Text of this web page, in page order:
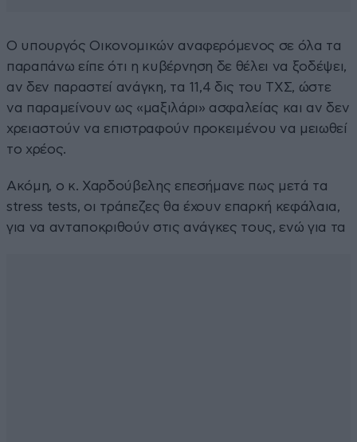
Ο υπουργός Οικονομικών αναφερόμενος σε όλα τα
παραπάνω είπε ότι η κυβέρνηση δε θέλει να ξοδέψει,
αν δεν παραστεί ανάγκη, τα 11,4 δις του ΤΧΣ, ώστε
να παραμείνουν ως «μαξιλάρι» ασφαλείας και αν δεν
χρειαστούν να επιστραφούν προκειμένου να μειωθεί
το χρέος.
Ακόμη, ο κ. Χαρδούβελης επεσήμανε πως μετά τα
stress tests, οι τράπεζες θα έχουν επαρκή κεφάλαια,
για να ανταποκριθούν στις ανάγκες τους, ενώ για τα